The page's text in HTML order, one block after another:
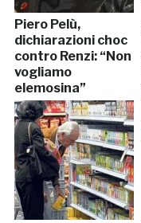
Piero Pelù,
dichiarazioni choc
contro Renzi: “Non
vogliamo
elemosina”